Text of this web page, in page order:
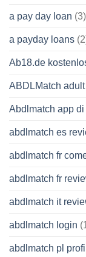
a pay day loan (3)
a payday loans
Ab18.de
ABDLMatch
Abdlmatch app
abdlmatch es
abdlmatch fr
abdlmatch fr
abdlmatch it
abdlmatch login
abdlmatch pl profil